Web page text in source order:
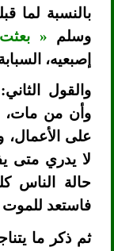
بالنسبة لما
وسلم «
إصبعيه،
والقول
وأن من مات،
على
لا يدري متى
حالة الناس
فاستعد للموت
ثم ذكر ما